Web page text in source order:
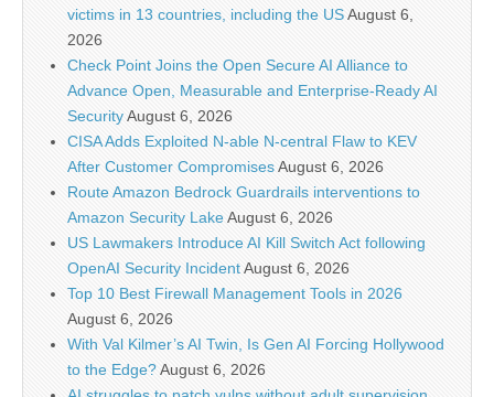
victims in 13 countries, including the USAugust 6,
2026
Check Point Joins the Open Secure AI Alliance to
Advance Open, Measurable and Enterprise-Ready AI
SecurityAugust 6, 2026
CISA Adds Exploited N-able N-central Flaw to KEV
After Customer CompromisesAugust 6, 2026
Route Amazon Bedrock Guardrails interventions to
Amazon Security LakeAugust 6, 2026
US Lawmakers Introduce AI Kill Switch Act following
OpenAI Security IncidentAugust 6, 2026
Top 10 Best Firewall Management Tools in 2026
August 6, 2026
With Val Kilmer’s AI Twin, Is Gen AI Forcing Hollywood
to the Edge?August 6, 2026